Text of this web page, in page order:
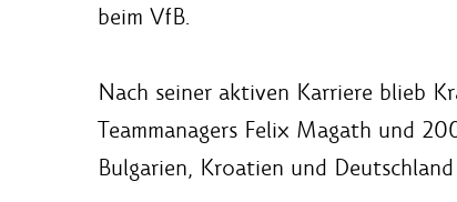
beim VfB.
Nach seiner aktiven Karriere blieb
Teammanagers Felix Magath und
Bulgarien, Kroatien und